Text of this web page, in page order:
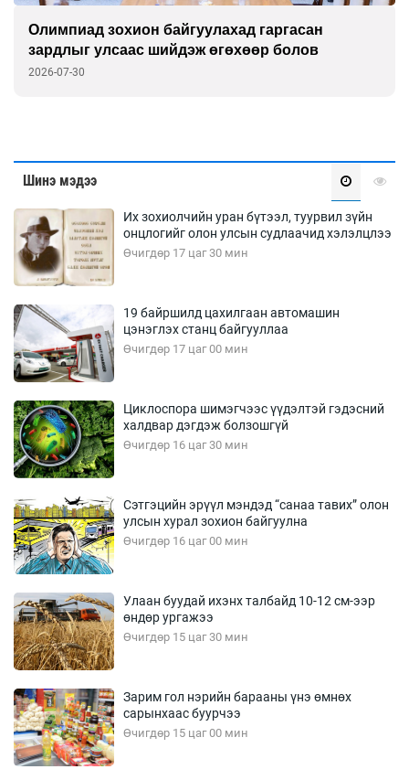
Олимпиад зохион байгуулахад гаргасан
зардлыг улсаас шийдэж өгөхөөр болов
2026-07-30
Шинэ мэдээ
Их зохиолчийн уран бүтээл, туурвил зүйн
онцлогийг олон улсын судлаачид хэлэлцлээ
Өчигдөр 17 цаг 30 мин
19 байршилд цахилгаан автомашин
цэнэглэх станц байгууллаа
Өчигдөр 17 цаг 00 мин
Циклоспора шимэгчээс үүдэлтэй гэдэсний
халдвар дэгдэж болзошгүй
Өчигдөр 16 цаг 30 мин
Сэтгэцийн эрүүл мэндэд “санаа тавих” олон
улсын хурал зохион байгуулна
Өчигдөр 16 цаг 00 мин
Улаан буудай ихэнх талбайд 10-12 см-ээр
өндөр ургажээ
Өчигдөр 15 цаг 30 мин
Зарим гол нэрийн барааны үнэ өмнөх
сарынхаас буурчээ
Өчигдөр 15 цаг 00 мин